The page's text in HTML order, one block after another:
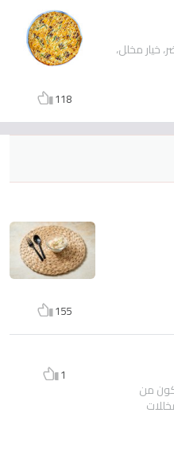
خيار مخلل،
118
155
من
1